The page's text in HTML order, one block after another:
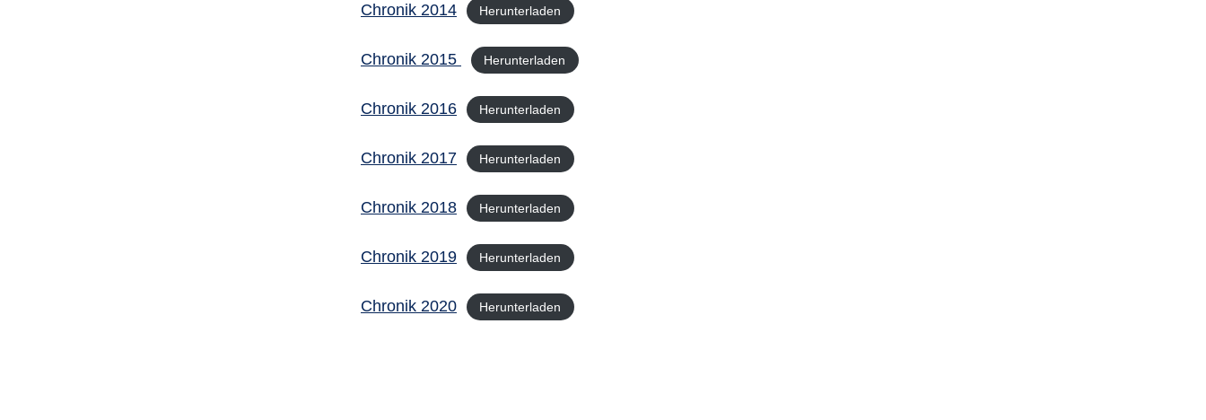
Chronik 2014 Herunterladen
Chronik 2015 Herunterladen
Chronik 2016 Herunterladen
Chronik 2017 Herunterladen
Chronik 2018 Herunterladen
Chronik 2019 Herunterladen
Chronik 2020 Herunterladen